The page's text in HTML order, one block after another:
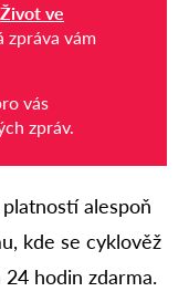
Život ve
zpráva vám
vás
zpráv.
alespoň
kde se cyklověž
hodin zdarma.